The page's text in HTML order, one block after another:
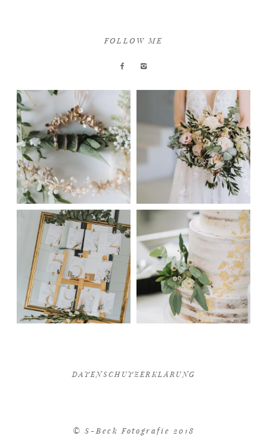
FOLLOW ME
DATENSCHUTZERKLÄRUNG
© S-Beck Fotografie 2018